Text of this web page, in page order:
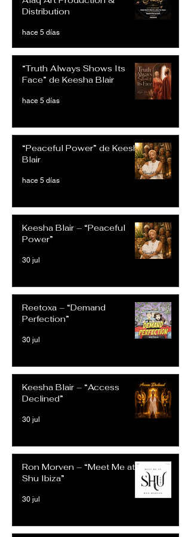
Distribution
hace 5 días
“Truth Always Shows Its
Face” de Keesha Blair
hace 5 días
“Peaceful Power” de Keesha
Blair
hace 5 días
Keesha Blair – “Peaceful
Power”
30 jul
Reetoxa – “Demand
Perfection”
30 jul
Keesha Blair – “Access
Declined”
30 jul
Ron Morven – “Meet Me at
Shu Ibiza”
30 jul